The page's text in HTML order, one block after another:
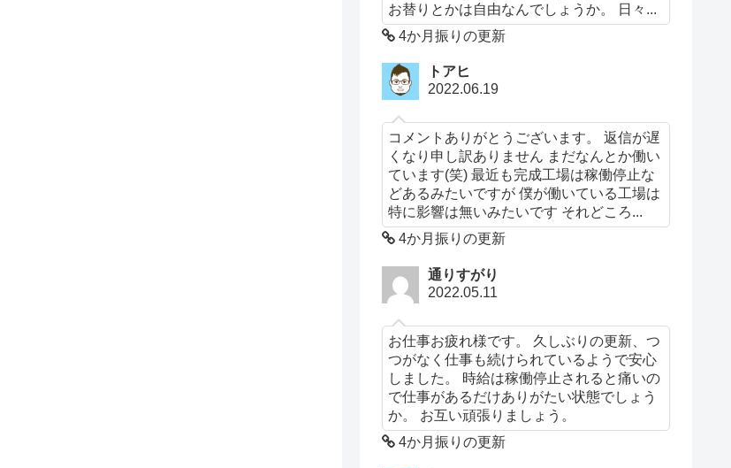
お替りとかは自由なんでしょうか。 日々...
4か月振りの更新
トアヒ
2022.06.19
コメントありがとうございます。 返信が遅
くなり申し訳ありません まだなんとか働い
ています(笑) 最近も完成工場は稼働停止な
どあるみたいですが 僕が働いている工場は
特に影響は無いみたいです それどころ...
4か月振りの更新
通りすがり
2022.05.11
お仕事お疲れ様です。 久しぶりの更新、つ
つがなく仕事も続けられているようで安心
しました。 時給は稼働停止されると痛いの
で仕事があるだけありがたい状態でしょう
か。 お互い頑張りましょう。
4か月振りの更新